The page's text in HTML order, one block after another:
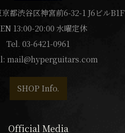
都渋谷区神宮前6-32-1 J6ビルB1F
13:00-20:00 水曜定休
Tel. 03-6421-0961
mail@hyperguitars.com
SHOP Info.
Official Media